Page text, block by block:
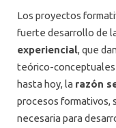
Los proyectos
fuerte desarrollo de
experiencial, que
teórico-conceptuales
hasta hoy, la razón
procesos formativos,
necesaria para